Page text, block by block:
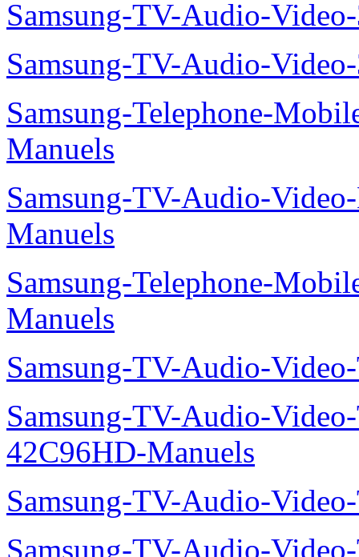
Samsung-TV-Audio-
Samsung-TV-Audio-
Samsung-Telephone-
Manuels
Samsung-TV-Audio-
Manuels
Samsung-Telephone-
Manuels
Samsung-TV-Audio-
Samsung-TV-Audio-
42C96HD-Manuels
Samsung-TV-Audio-
Samsung-TV-Audio-